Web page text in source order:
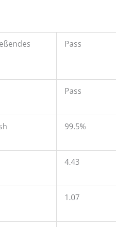
Pass
Pass
99.5%
4.43
1.07